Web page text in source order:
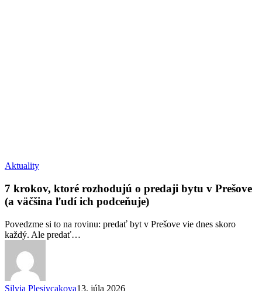
Aktuality7
ktoré
rozhodujú
o
bytu
v
ľudí
7 krokov, ktoré rozhodujú o predaji bytu v Prešove
(a väčšina ľudí ich podceňuje)
Povedzme si to na rovinu: predať byt v Prešove vie dnes skoro
každý. Ale predať…
Silvia Plesivcakova13. júla 2026